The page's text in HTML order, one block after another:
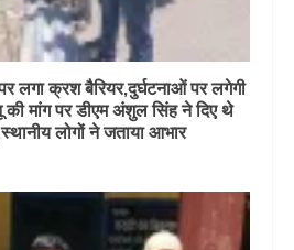
लगा क्रश बैरियर,दुर्घटनाओं पर लगेगी
की मांग पर डीएम अंशुल सिंह ने दिए थे
लोगों ने जताया आभार